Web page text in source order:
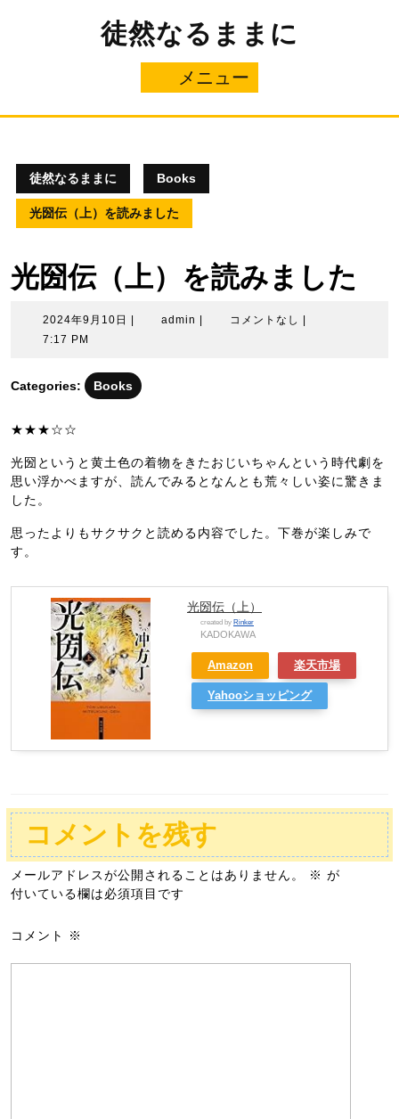
ス
徒然なるままに
メニュー
ニ
徒然なるままに Books
光圀伝（上）を読みました
光圀伝（上）を読みました
2024年9月10日
2024
月
10
admin adminコメントなし
7:17 PM
Categories: Books
★★★☆☆
光圀というと黄土色の着物をきたおじいちゃんという時代劇を
思い浮かべますが、読んでみるとなんとも荒々しい姿に驚きま
した。
思ったよりもサクサクと読める内容でした。下巻が楽しみで
す。
光圀伝（上）
created by Rinker
KADOKAWA
Amazon 楽天市場
Yahooショッピング
コメントを残す
メールアドレスが公開されることはありません。 ※ が
付いている欄は必須項目です
コメント ※